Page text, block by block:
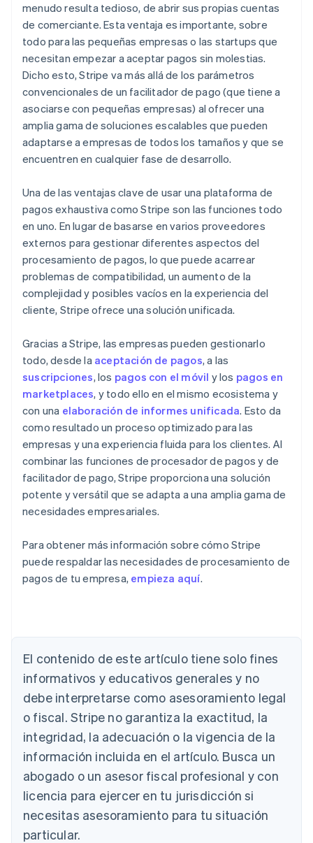
menudo resulta tedioso, de abrir sus propias cuentas
de comerciante. Esta ventaja es importante, sobre
todo para las pequeñas empresas o las startups que
necesitan empezar a aceptar pagos sin molestias.
Dicho esto, Stripe va más allá de los parámetros
convencionales de un facilitador de pago (que tiene a
asociarse con pequeñas empresas) al ofrecer una
amplia gama de soluciones escalables que pueden
adaptarse a empresas de todos los tamaños y que se
encuentren en cualquier fase de desarrollo.
Una de las ventajas clave de usar una plataforma de
pagos exhaustiva como Stripe son las funciones todo
en uno. En lugar de basarse en varios proveedores
externos para gestionar diferentes aspectos del
procesamiento de pagos, lo que puede acarrear
problemas de compatibilidad, un aumento de la
complejidad y posibles vacíos en la experiencia del
cliente, Stripe ofrece una solución unificada.
Gracias a Stripe, las empresas pueden gestionarlo
todo, desde la aceptación de pagos, a las
suscripciones, los pagos con el móvil y los pagos en
marketplaces, y todo ello en el mismo ecosistema y
con una elaboración de informes unificada. Esto da
como resultado un proceso optimizado para las
empresas y una experiencia fluida para los clientes. Al
combinar las funciones de procesador de pagos y de
facilitador de pago, Stripe proporciona una solución
potente y versátil que se adapta a una amplia gama de
necesidades empresariales.
Para obtener más información sobre cómo Stripe
puede respaldar las necesidades de procesamiento de
pagos de tu empresa, empieza aquí.
El contenido de este artículo tiene solo fines
informativos y educativos generales y no
debe interpretarse como asesoramiento legal
o fiscal. Stripe no garantiza la exactitud, la
integridad, la adecuación o la vigencia de la
información incluida en el artículo. Busca un
abogado o un asesor fiscal profesional y con
licencia para ejercer en tu jurisdicción si
necesitas asesoramiento para tu situación
particular.
Alemania
DeutschEnglish
Australia
Austria
DeutschEnglish
Bélgica
Nederlands FrançaisDeutsch English
Brasil
Português English
Bulgaria
English
Canadá